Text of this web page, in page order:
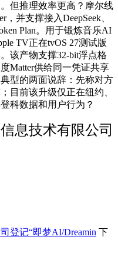
但推理效率更高？摩尔线
并支撑接入DeepSeek、
Plan。用于锻炼音乐AI
TV正在tvOS 27测试版
该产物支撑32-bit浮点格
Matter供给同一凭证共享
型的两面说辞：先称对方
目前该升级仅正在纽约、
科数据和用户行为？
息技术有限公司
登记“即梦AI/Dreamin 下